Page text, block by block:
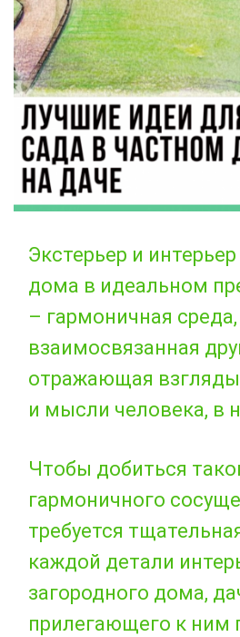
Экстерьер и
дома в идеальном
– гармоничная
взаимосвязанная
отражающая
и мысли человека, в
Чтобы добиться
гармоничного
требуется
каждой детали
загородного дома,
прилегающего к ним